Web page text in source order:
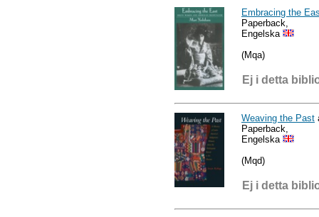
Embracing the
Paperback,
Engelska
(Mqa)
Ej i detta
Weaving the Past
Paperback,
Engelska
(Mqd)
Ej i detta